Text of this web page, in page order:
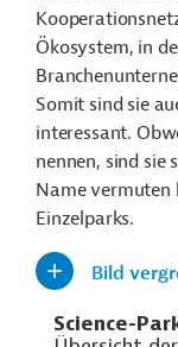
Ökosystem, in
Somit sind sie
interessant.
nennen, sind
Name vermuten
Einzelparks.
Bild